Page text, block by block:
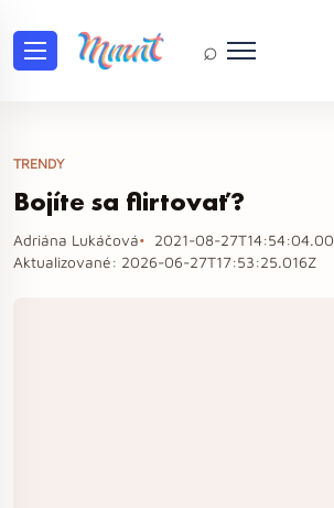
⌕
TRENDY
Bojíte sa flirtovať?
Adriána Lukáčová
2021-08-
Aktualizované: 2026-06-27T17:53:25.016Z